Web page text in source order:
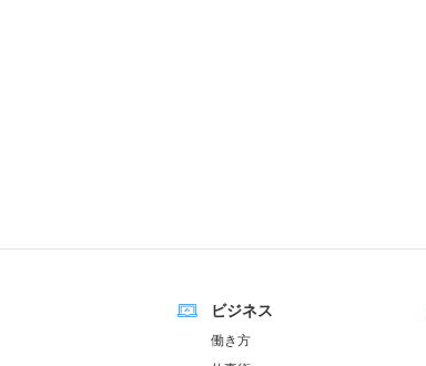
ビジネス
働き方